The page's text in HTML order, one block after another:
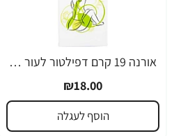
אורנה 19 קרם דפילטור לעור רגיש 80 גרם
₪18.00
הוסף לעגלה